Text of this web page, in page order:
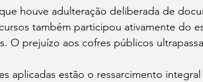
houve adulteração deliberada de
também participou ativamente do
O prejuízo aos cofres públicos
aplicadas estão o ressarcimento